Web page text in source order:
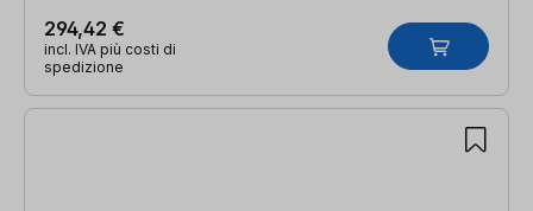
294,42 €
incl. IVA più costi di
spedizione